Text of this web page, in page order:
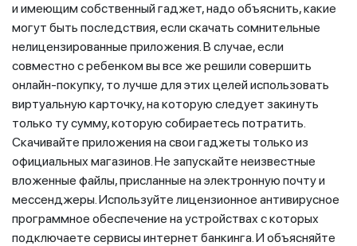
и имеющим собственный гаджет, надо объяснить, какие
могут быть последствия, если скачать сомнительные
нелицензированные приложения. В случае, если
совместно с ребенком вы все же решили совершить
онлайн-покупку, то лучше для этих целей использовать
виртуальную карточку, на которую следует закинуть
только ту сумму, которую собираетесь потратить.
Скачивайте приложения на свои гаджеты только из
официальных магазинов. Не запускайте неизвестные
вложенные файлы, присланные на электронную почту и
мессенджеры. Используйте лицензионное антивирусное
программное обеспечение на устройствах с которых
подключаете сервисы интернет банкинга. И объясняйте